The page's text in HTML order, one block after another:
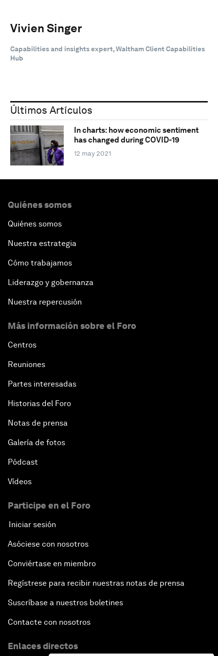
Vivien Singer
Capabilities and insights expert, Waltham Client Capabilities
Hub
Últimos Artículos
In charts: how economic sentiment
has changed during COVID-19
12 may 2021
Quiénes somos
Quiénes somos
Nuestra estrategia
Cómo trabajamos
Liderazgo y gobernanza
Nuestra repercusión
Más información sobre el Foro
Centros
Reuniones
Partes interesadas
Historias del Foro
Notas de prensa
Galería de fotos
Pódcast
Vídeos
Participe en el Foro
Iniciar sesión
Asóciese con nosotros
Conviértase en miembro
Regístrese para recibir nuestras notas de prensa
Suscríbase a nuestros boletines
Contacte con nosotros
Enlaces directos